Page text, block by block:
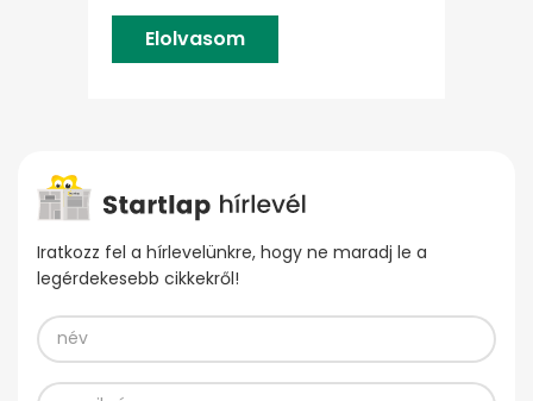
Elolvasom
Iratkozz fel a hírlevelünkre, hogy ne maradj le a
legérdekesebb cikkekről!